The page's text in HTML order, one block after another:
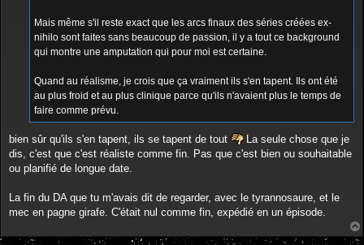
Mais même s'il reste exact que les arcs finaux des séries créées ex-
nihilo sont faites sans beaucoup de passion, il y a tout ce background
qui montre une amputation qui pour moi est certaine.
Quand au réalisme, je crois que ça vraiment ils s'en tapent. Ils ont été
au plus froid et au plus clinique parce qu'ils n'avaient plus le temps de
faire comme prévu.
bien sûr qu'ils s'en tapent, ils se tapent de tout
La seule chose que je
dis, c'est que c'est réaliste comme fin. Pas que c'est bien ou souhaitable
ou planifié de longue date.
La fin du DA que tu m'avais dit de regarder, avec le tyrannosaure, et le
mec en pagne girafe. C'était nul comme fin, expédié en un épisode.